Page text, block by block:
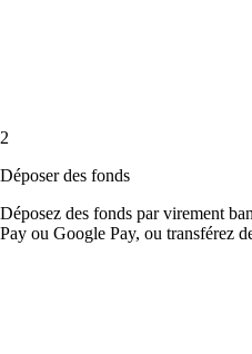
2
Déposer des fonds
Déposez des fonds par virement
Pay ou Google Pay, ou transférez